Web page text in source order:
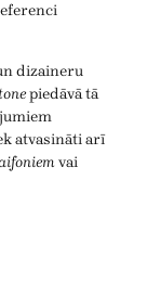
dizaineru
piedāvā tā
atvasināti arī
vai